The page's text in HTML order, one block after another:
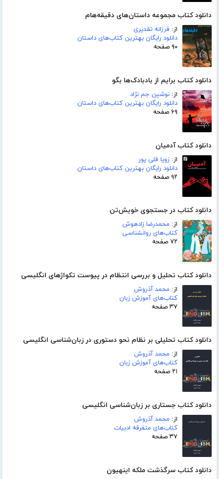
دانلود کتاب مجموعه داستان‌های دقیقه‌هام
از: فرزانه تقدیری
دانلود رایگان بهترین کتاب‌های داستان
۹۰ صفحه
دانلود کتاب برایم از بادبادک‌ها بگو
از: نوشین جم نژاد
دانلود رایگان بهترین کتاب‌های داستان
۶۹ صفحه
دانلود کتاب آدمیان
از: زویا قلی پور
دانلود رایگان بهترین کتاب‌های داستان
۹۲ صفحه
دانلود کتاب در جستجوی خویش‌تن
از: محمدرضا زادهوش
کتاب‌های روانشناسی
۷۲ صفحه
دانلود کتاب تحلیل و بررسی انتظام در پیوست تکواژهای انگلیسی
از: محمد آذروش
کتاب‌های آموزش زبان
۳۷ صفحه
دانلود کتاب تحلیلی بر نظام نحو دستوری در زبان‌شناسی انگلیسی
از: محمد آذروش
کتاب‌های آموزش زبان
۲۱ صفحه
دانلود کتاب جستاری بر زبان‌شناسی انگلیسی
از: محمد آذروش
کتاب‌های متفرقه ادبیات
۳۷ صفحه
دانلود کتاب سرگذشت ملکه اینهیون